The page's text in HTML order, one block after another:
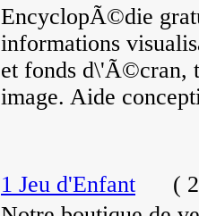
EncyclopÃ©die
informations
et fonds d\'Ã©cran,
image. Aide
1 Jeu d'Enfant (